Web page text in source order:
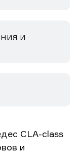
и
CLA-class
и